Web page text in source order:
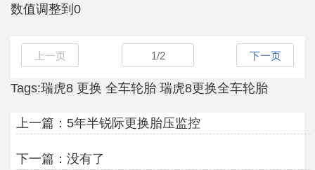
数值调整到0
上一页 1/2 下一页
Tags:瑞虎8 更换 全车轮胎 瑞虎8更换全车轮胎
上一篇： 5年半锐际更换胎压监控
下一篇：没有了